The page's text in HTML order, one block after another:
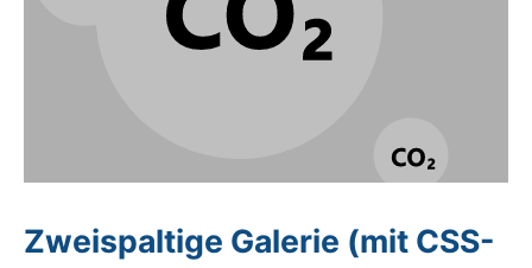
Zweispaltige Galerie (mit CSS-